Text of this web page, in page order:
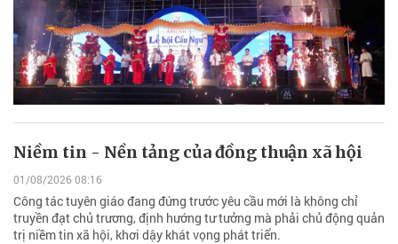
Niềm tin - Nền tảng của đồng thuận xã hội
01/08/2026 08:16
Công tác tuyên giáo đang đứng trước yêu cầu mới là không chỉ
truyền đạt chủ trương, định hướng tư tưởng mà phải chủ động quản
trị niềm tin xã hội, khơi dậy khát vọng phát triển.